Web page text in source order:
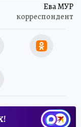
Ева МУР
корреспондент